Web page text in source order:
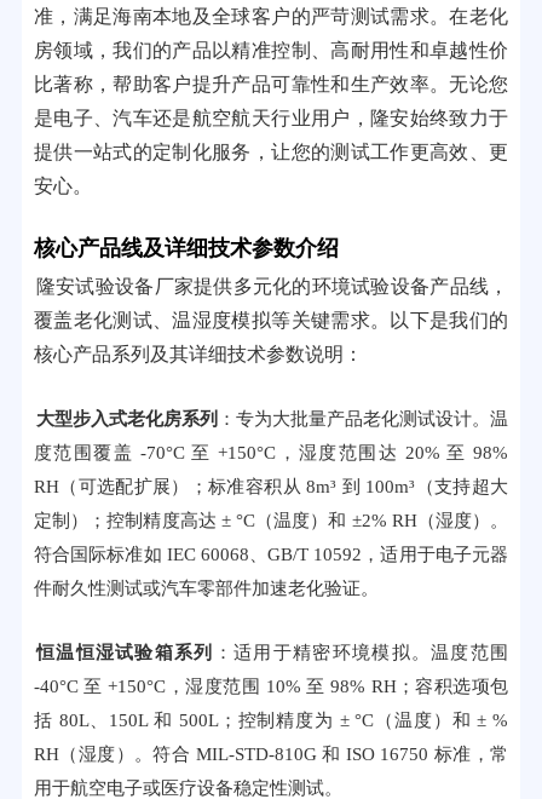
准，满足海南本地及全球客户的严苛测试需求。在老化
房领域，我们的产品以精准控制、高耐用性和卓越性价
比著称，帮助客户提升产品可靠性和生产效率。无论您
是电子、汽车还是航空航天行业用户，隆安始终致力于
提供一站式的定制化服务，让您的测试工作更高效、更
安心。
核心产品线及详细技术参数介绍
隆安试验设备厂家提供多元化的环境试验设备产品线，
覆盖老化测试、温湿度模拟等关键需求。以下是我们的
核心产品系列及其详细技术参数说明：
大型步入式老化房系列 ：专为大批量产品老化测试设计。温
度范围覆盖 -70°C 至 +150°C，湿度范围达 20% 至 98%
RH（可选配扩展）；标准容积从 8m³ 到 100m³（支持超大
定制）；控制精度高达 ± °C（温度）和 ±2% RH（湿度）。
符合国际标准如 IEC 60068、GB/T 10592，适用于电子元器
件耐久性测试或汽车零部件加速老化验证。
恒温恒湿试验箱系列
：适用于精密环境模拟。温度范围
-40°C 至 +150°C，湿度范围 10% 至 98% RH；容积选项包
括 80L、150L 和 500L；控制精度为 ± °C（温度）和 ± %
RH（湿度）。符合 MIL-STD-810G 和 ISO 16750 标准，常
用于航空电子或医疗设备稳定性测试。